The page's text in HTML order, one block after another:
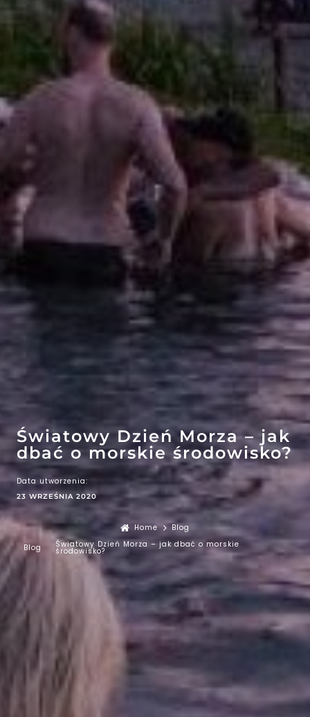
EFEKT WOW ATRAKCJE
Światowy Dzień Morza – jak
dbać o morskie środowisko?
23 WRZEŚNIA 2020
Data utworzenia:
Home
Blog
Blog
Światowy Dzień Morza – jak dbać o morskie
środowisko?